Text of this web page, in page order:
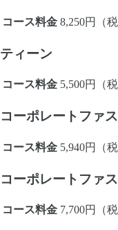
コース料金 8,250円 （
ティーン
コース料金 5,500円 （
コーポレートファ
コース料金 5,940円 （
コーポレートファ
コース料金 7,700円 （